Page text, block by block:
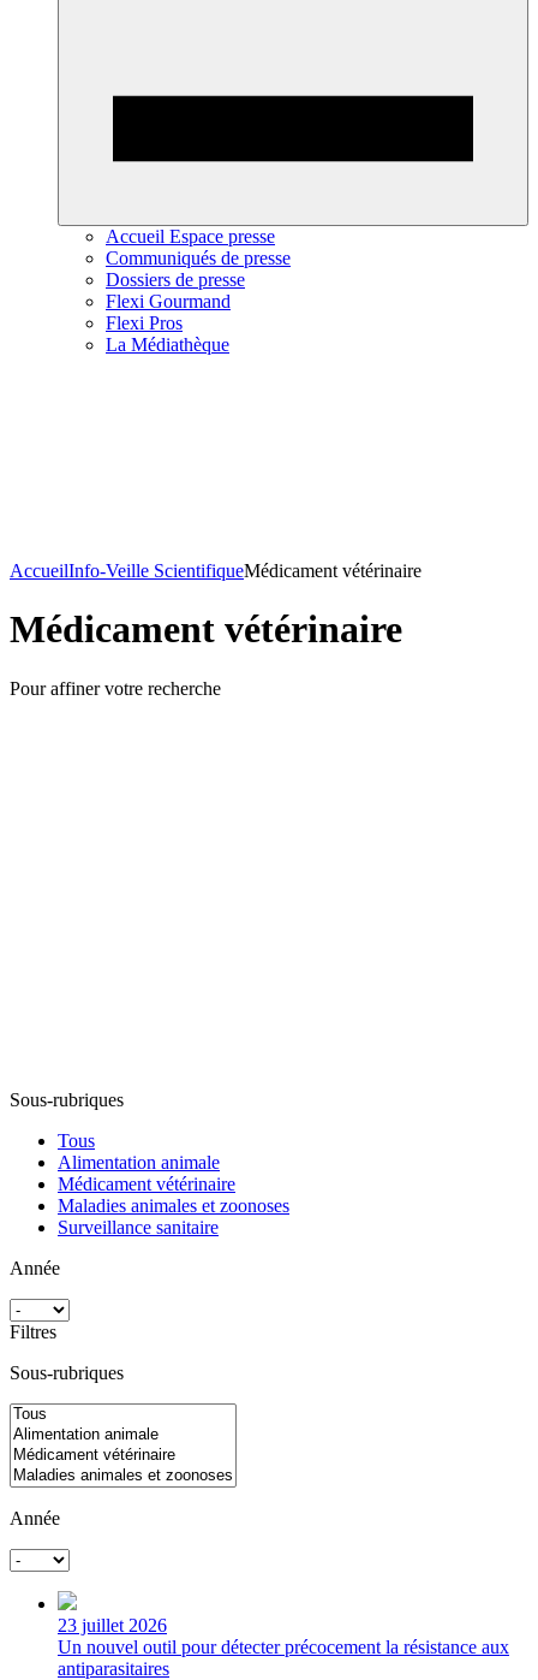
Accueil Espace presse
Communiqués de presse
Dossiers de presse
Flexi Gourmand
Flexi Pros
La Médiathèque
AccueilInfo-Veille ScientifiqueMédicament vétérinaire
Médicament vétérinaire
Pour affiner votre recherche
Sous-rubriques
Tous
Alimentation animale
Médicament vétérinaire
Maladies animales et zoonoses
Surveillance sanitaire
Année
Filtres
Sous-rubriques
Année
23 juillet 2026
Un nouvel outil pour détecter précocement la résistance aux
antiparasitaires